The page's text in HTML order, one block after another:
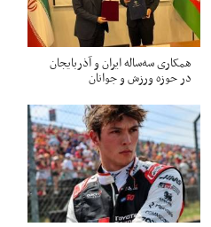
همکاری سه‌ساله ایران و آذربایجان
در حوزه ورزش و جوانان